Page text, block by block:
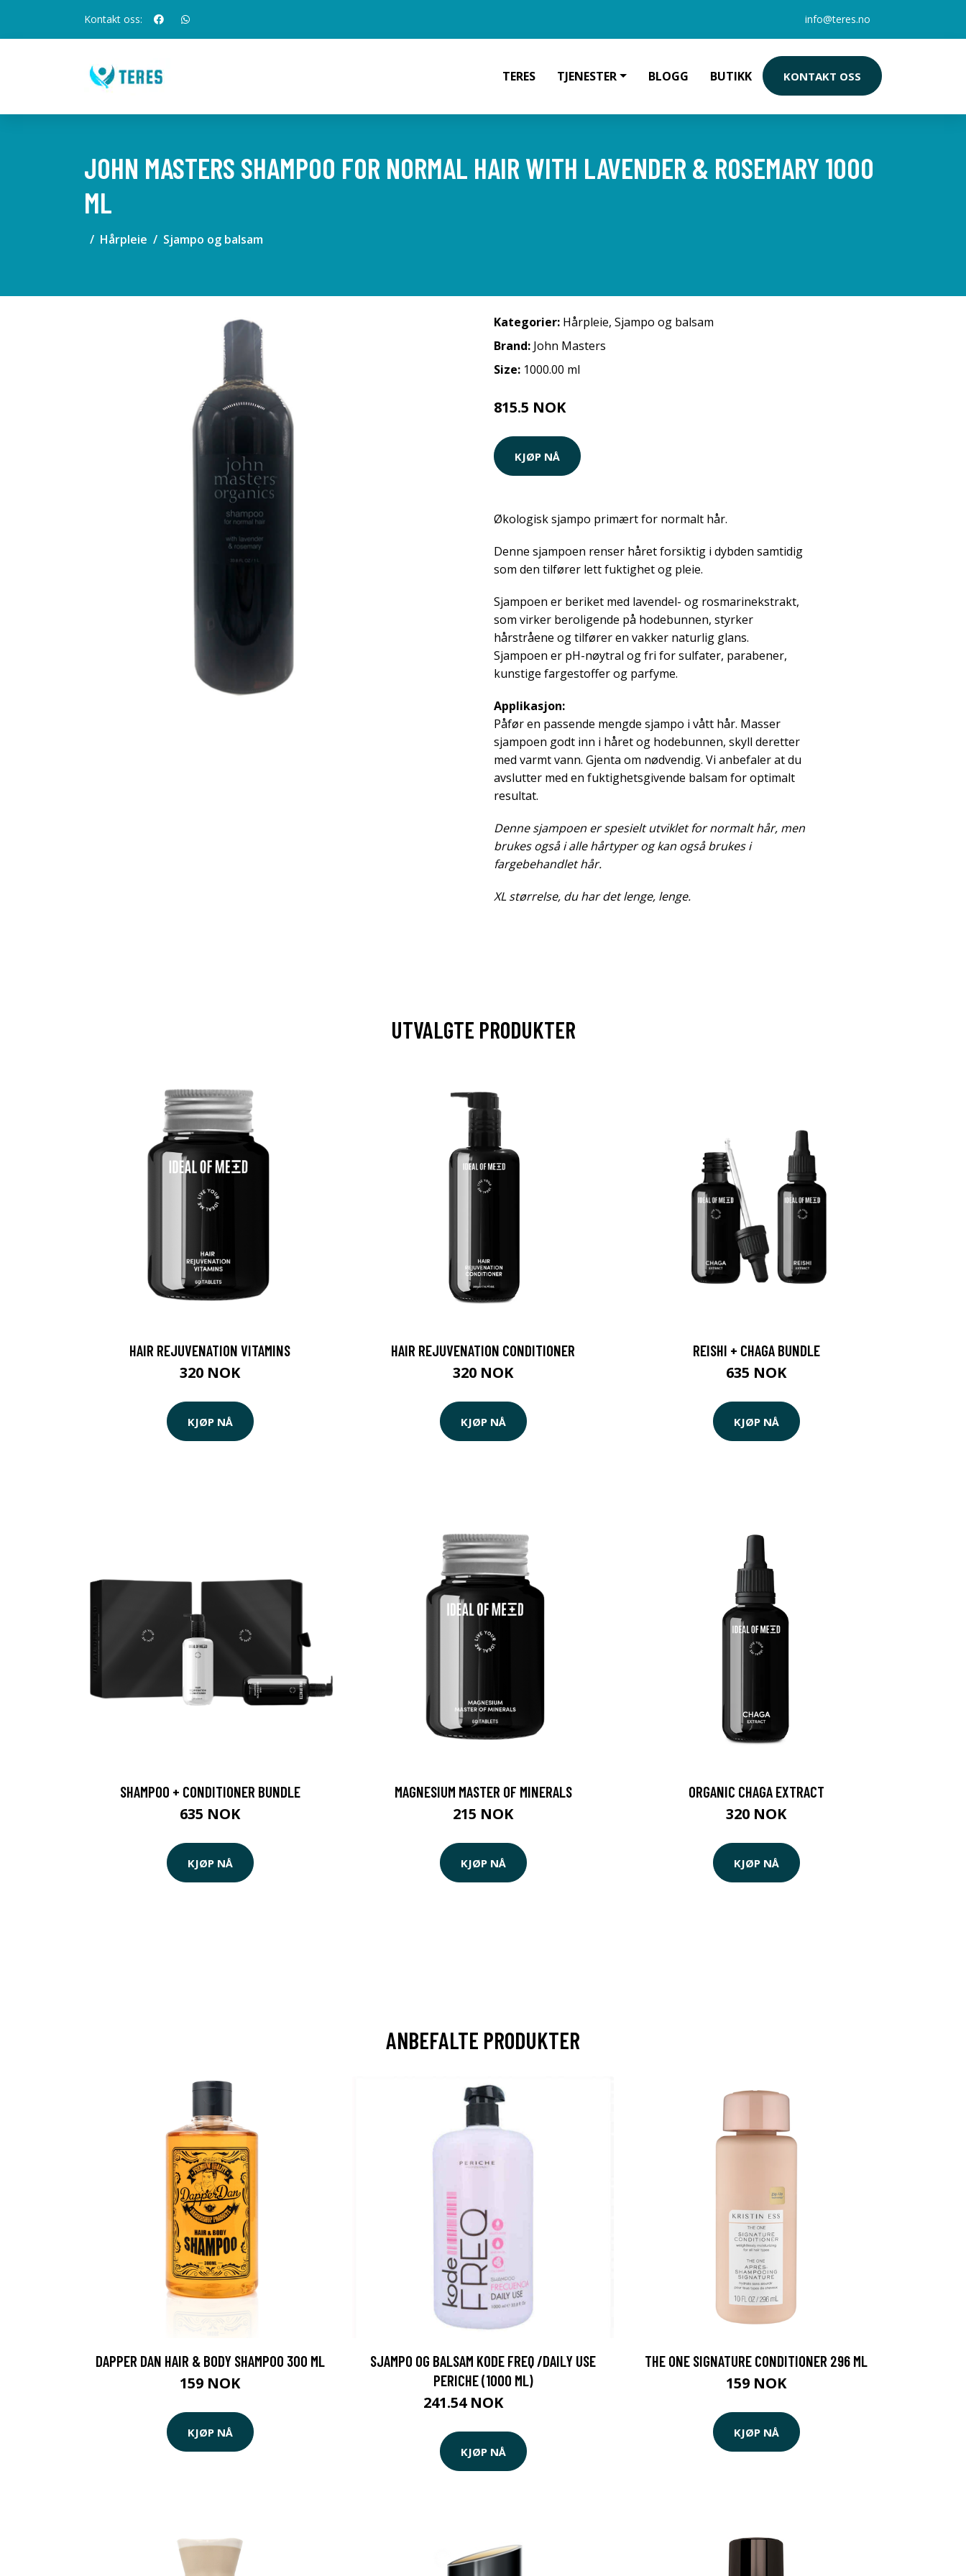
Kontakt oss: info@teres.no
TERES TJENESTER BLOGG BUTIKK KONTAKT OSS
JOHN MASTERS SHAMPOO FOR NORMAL HAIR WITH LAVENDER & ROSEMARY 1000
ML
Hårpleie Sjampo og balsam
Kategorier: Hårpleie, Sjampo og balsam
Brand: John Masters
Size: 1000.00 ml
815.5 NOK
KJØP NÅ
Økologisk sjampo primært for normalt hår.
Denne sjampoen renser håret forsiktig i dybden samtidig
som den tilfører lett fuktighet og pleie.
Sjampoen er beriket med lavendel- og rosmarinekstrakt,
som virker beroligende på hodebunnen, styrker
hårstråene og tilfører en vakker naturlig glans.
Sjampoen er pH-nøytral og fri for sulfater, parabener,
kunstige fargestoffer og parfyme.
Applikasjon:
Påfør en passende mengde sjampo i vått hår. Masser
sjampoen godt inn i håret og hodebunnen, skyll deretter
med varmt vann. Gjenta om nødvendig. Vi anbefaler at du
avslutter med en fuktighetsgivende balsam for optimalt
resultat.
Denne sjampoen er spesielt utviklet for normalt hår, men
brukes også i alle hårtyper og kan også brukes i
fargebehandlet hår.
XL størrelse, du har det lenge, lenge.
UTVALGTE PRODUKTER
HAIR REJUVENATION VITAMINS
320 NOK
KJØP NÅ
HAIR REJUVENATION CONDITIONER
320 NOK
KJØP NÅ
REISHI + CHAGA BUNDLE
635 NOK
KJØP NÅ
SHAMPOO + CONDITIONER BUNDLE
635 NOK
KJØP NÅ
MAGNESIUM MASTER OF MINERALS
215 NOK
KJØP NÅ
ORGANIC CHAGA EXTRACT
320 NOK
KJØP NÅ
ANBEFALTE PRODUKTER
DAPPER DAN HAIR & BODY SHAMPOO 300 ML
159 NOK
KJØP NÅ
SJAMPO OG BALSAM KODE FREQ /DAILY USE
PERICHE (1000 ML)
241.54 NOK
KJØP NÅ
THE ONE SIGNATURE CONDITIONER 296 ML
159 NOK
KJØP NÅ